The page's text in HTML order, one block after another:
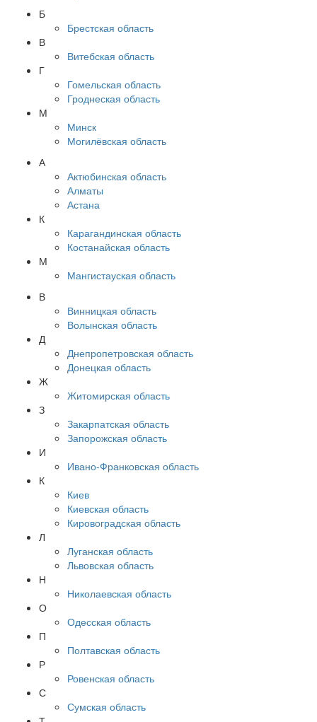
Б
Брестская область
В
Витебская область
Г
Гомельская область
Гроднеская область
М
Минск
Могилёвская область
А
Актюбинская область
Алматы
Астана
К
Карагандинская область
Костанайская область
М
Мангистауская область
В
Винницкая область
Волынская область
Д
Днепропетровская область
Донецкая область
Ж
Житомирская область
З
Закарпатская область
Запорожская область
И
Ивано-Франковская область
К
Киев
Киевская область
Кировоградская область
Л
Луганская область
Львовская область
Н
Николаевская область
О
Одесская область
П
Полтавская область
Р
Ровенская область
С
Сумская область